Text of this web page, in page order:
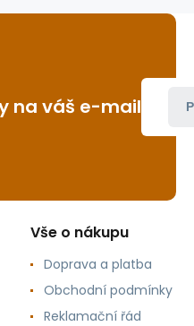
na váš e-mail
Vše o nákupu
Doprava a platba
Obchodní podmínky
Reklamační řád